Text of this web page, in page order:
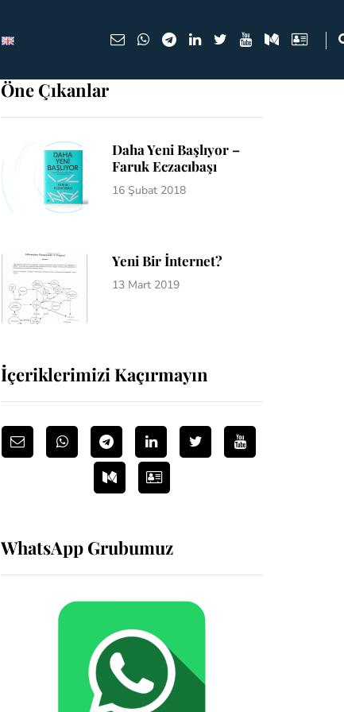
Öne Çıkanlar
Daha Yeni Başlıyor –
Faruk Eczacıbaşı
16 Şubat 2018
Yeni Bir İnternet?
13 Mart 2019
İçeriklerimizi Kaçırmayın
WhatsApp Grubumuz